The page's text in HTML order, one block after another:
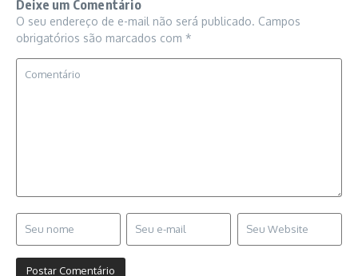
Deixe um Comentário
O seu endereço de e-mail não será publicado. Campos
obrigatórios são marcados com *